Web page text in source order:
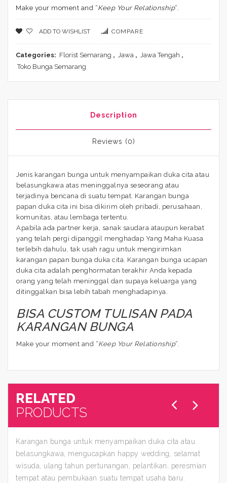
Make your moment and “Keep Your Relationship“.
ADD TO WISHLIST COMPARE
Categories: Florist Semarang , Jawa , Jawa Tengah ,
Toko Bunga Semarang
Description
Reviews (0)
Jenis karangan bunga untuk menyampaikan duka cita atau
belasungkawa atas meninggalnya seseorang atau
terjadinya bencana di suatu tempat. Karangan bunga
papan duka cita ini bisa dikirim oleh pribadi, perusahaan,
komunitas, atau lembaga tertentu.
Apabila ada partner kerja, sanak saudara ataupun kerabat
yang telah pergi dipanggil menghadap Yang Maha Kuasa
terlebih dahulu, tak usah ragu untuk mengirimkan
karangan papan bunga duka cita. Karangan bunga ucapan
duka cita adalah penghormatan terakhir Anda kepada
orang yang telah meninggal dan supaya keluarga yang
ditinggalkan bisa lebih tabah menghadapinya.
BISA CUSTOM TULISAN PADA
KARANGAN BUNGA
Make your moment and “Keep Your Relationship“.
RELATED
PRODUCTS
Karangan bunga untuk menyampaikan duka cita atau
belasungkawa, mengucapkan happy wedding, selamat
wisuda, ulang tahun pertunangan, pelantikan, peresmian
tempat atau pembukaan suatu tempat usaha baru.